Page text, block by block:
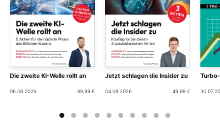
Die zweite KI-Welle rollt an
06.08.2026 99,99 €
Jetzt schlagen die Insider zu
04.08.2026 49,99 €